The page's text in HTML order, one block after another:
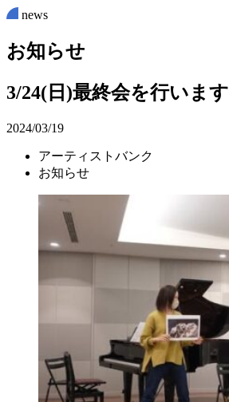
news
お知らせ
3/24(日)最終会を行います
2024/03/19
アーティストバンク
お知らせ